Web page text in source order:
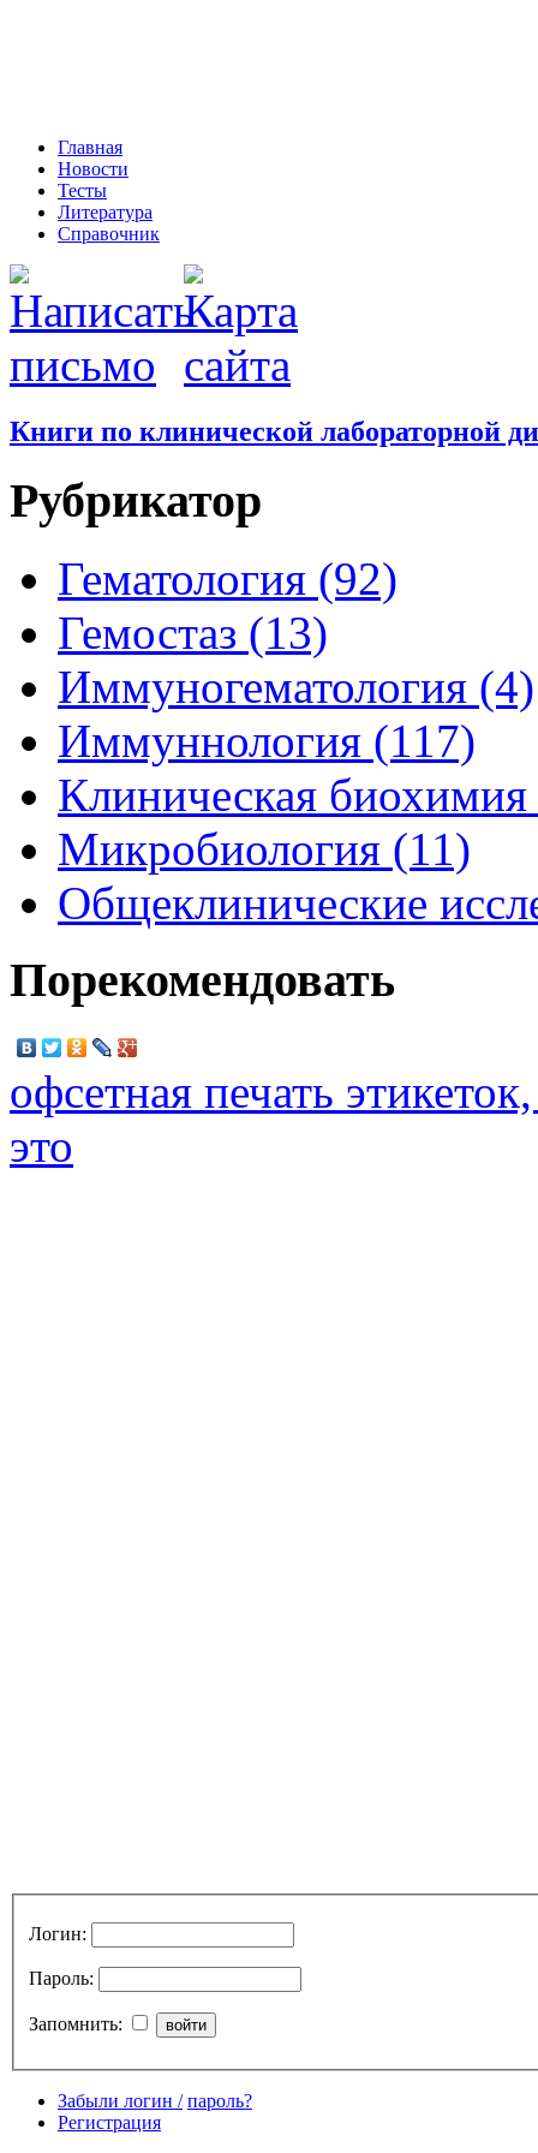
Главная
Новости
Тесты
Литература
Справочник
Книги по клинической лабораторной
Рубрикатор
Гематология (92)
Гемостаз (13)
Иммуногематология (4)
Иммуннология (117)
Клиническая
Микробиология (11)
Общеклинические
Порекомендовать
офсетная печать
это
Логин:
Пароль:
Запомнить:
Забыли логин / пароль?
Регистрация